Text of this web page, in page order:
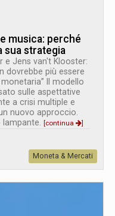
musica: perché
sua strategia
e Jens van't Klooster:
dovrebbe più essere
Il modello
sulle aspettative
a crisi multiple e
nuovo approccio.
lampante. [continua
]
Moneta & Mercati